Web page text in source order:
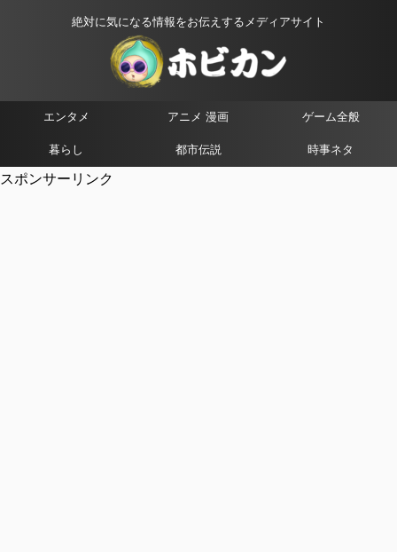
絶対に気になる情報をお伝えするメディアサイト
エンタメ アニメ 漫画 ゲーム全般
暮らし 都市伝説 時事ネタ
スポンサーリンク